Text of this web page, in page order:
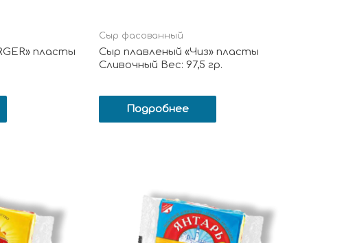
пласты
Сыр фасованный
Сыр плавленый «Чиз» пласты
Сливочный Вес: 97,5 гр.
Подробнее